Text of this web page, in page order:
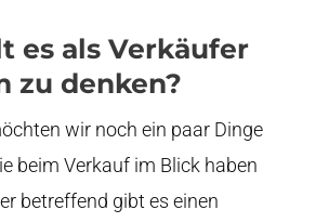
es als Verkäufer
zu denken?
wir noch ein paar Dinge
beim Verkauf im Blick haben
betreffend gibt es einen